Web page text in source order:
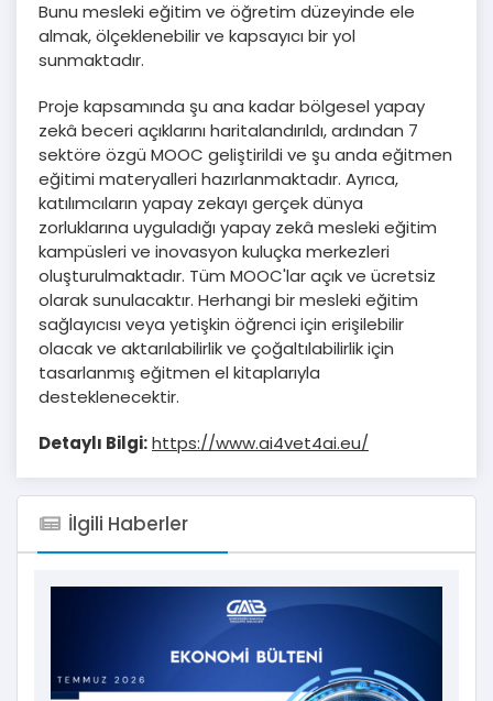
Bunu mesleki eğitim ve öğretim düzeyinde ele
almak, ölçeklenebilir ve kapsayıcı bir yol
sunmaktadır.
Proje kapsamında şu ana kadar bölgesel yapay
zekâ beceri açıklarını haritalandırıldı, ardından 7
sektöre özgü MOOC geliştirildi ve şu anda eğitmen
eğitimi materyalleri hazırlanmaktadır. Ayrıca,
katılımcıların yapay zekayı gerçek dünya
zorluklarına uyguladığı yapay zekâ mesleki eğitim
kampüsleri ve inovasyon kuluçka merkezleri
oluşturulmaktadır. Tüm MOOC'lar açık ve ücretsiz
olarak sunulacaktır. Herhangi bir mesleki eğitim
sağlayıcısı veya yetişkin öğrenci için erişilebilir
olacak ve aktarılabilirlik ve çoğaltılabilirlik için
tasarlanmış eğitmen el kitaplarıyla
desteklenecektir.
Detaylı Bilgi:https://www.ai4vet4ai.eu/
İlgili Haberler